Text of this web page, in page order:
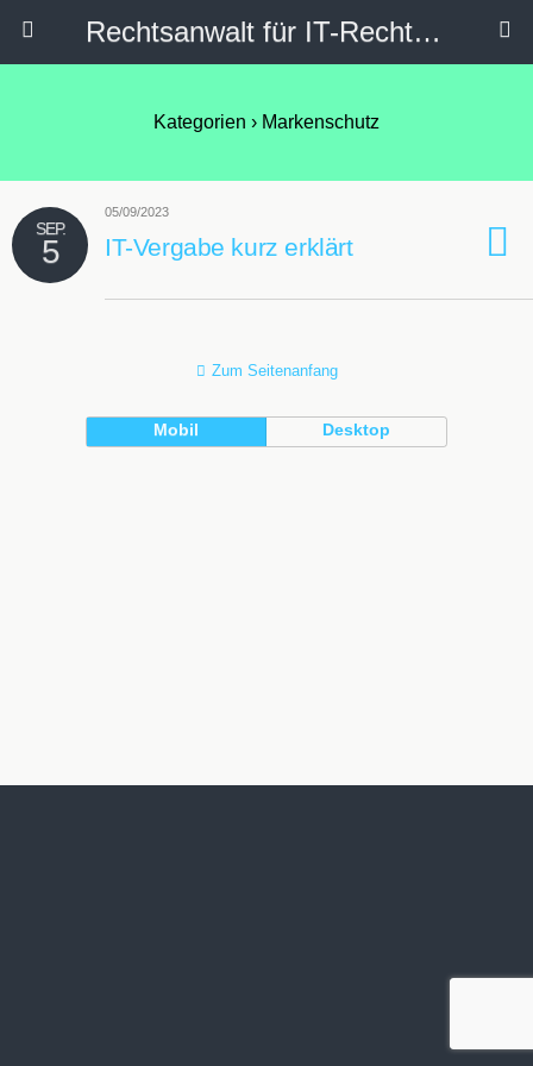
Rechtsanwalt für IT-Recht, Internetrecht, Datenschutz & Social Media
Kategorien › Markenschutz
SEP.
5
05/09/2023
IT-Vergabe kurz erklärt
Zum Seitenanfang
Mobil Desktop